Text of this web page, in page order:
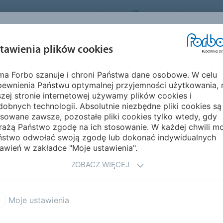
FORBO FLOORING SYSTEMS POLAND
INSPIRACJE I
REALIZACJE
Linoleum...bez spawania czy ze spawaniem
CZY ZE
plików cookies
Forbo szanuje i chroni Państwa dane osobowe. W celu
Państwu optymalnej przyjemności użytkowania,
stronie internetowej używamy plików cookies i
technologii. Absolutnie niezbędne pliki cookies są
zawsze, pozostałe pliki cookies tylko wtedy, gdy
Państwo zgodę na ich stosowanie. W każdej chwili
odwołać swoją zgodę lub dokonać indywidualnych
w zakładce "Moje ustawienia".
ZOBACZ WIĘCEJ
Moje ustawienia